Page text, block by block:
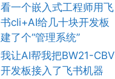
看一个嵌入式工程师用飞
书cli+AI给几十块开发板
建了个“管理系统”
我让AI帮我把BW21-CBV
开发板接入了飞书机器